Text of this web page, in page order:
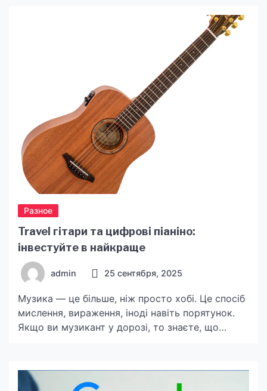
Разное
Travel гітари та цифрові піаніно:
інвестуйте в найкраще
admin 25 сентября, 2025
Музика — це більше, ніж просто хобі. Це спосіб
мислення, вираження, іноді навіть порятунок.
Якщо ви музикант у дорозі, то знаєте, що
нашому мобільному світі, де межа між сценою і
спальнею зникає, travel гітари та цифрові